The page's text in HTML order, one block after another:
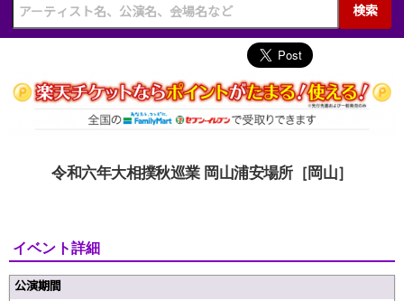
検索
令和六年大相撲秋巡業 岡山浦安場所［岡山］
イベント詳細
公演期間